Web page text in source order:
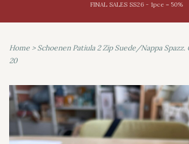
FINAL SALES SS26 - 1pce = 50%
Home > Schoenen Patiula 2 Zip Suede/Nappa
20